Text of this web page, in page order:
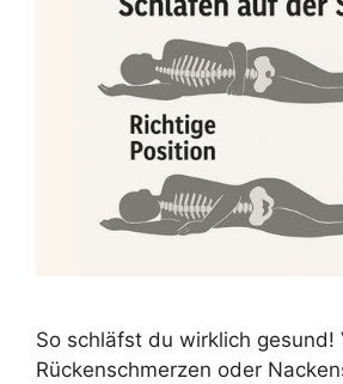
So schläfst du wirklich gesund!
Rückenschmerzen oder